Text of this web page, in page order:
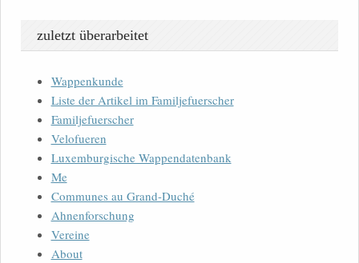
zuletzt überarbeitet
Wappenkunde
Liste der Artikel im Familjefuerscher
Familjefuerscher
Velofueren
Luxemburgische Wappendatenbank
Me
Communes au Grand-Duché
Ahnenforschung
Vereine
About